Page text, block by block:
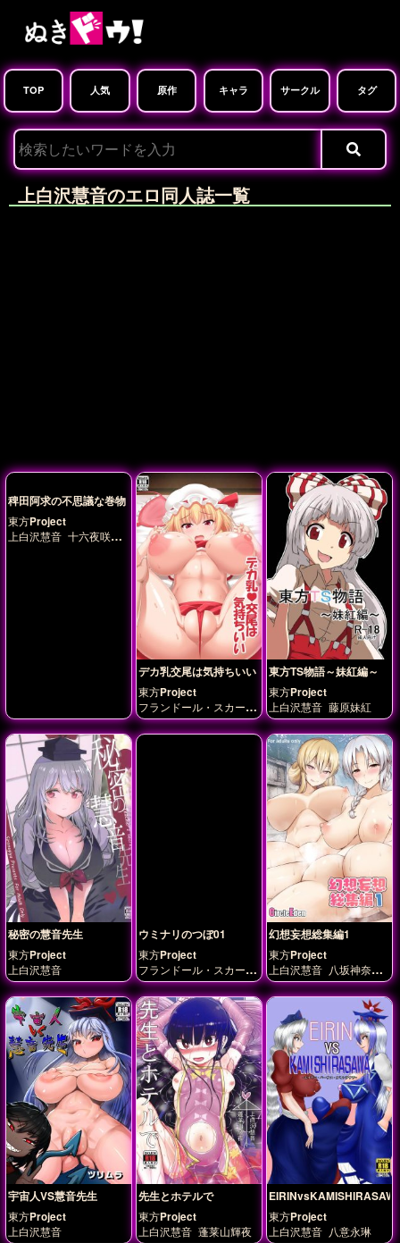
TOP 人気 原作 キャラ サークル タグ
上白沢慧音のエロ同人誌一覧
稗田阿求の不思議な巻物
東方Project
上白沢慧音 十六夜咲夜
デカ乳交尾は気持ちいい
東方Project
フランドール・スカーレ
ット ルナチャイルド レ
ミリア・スカーレット
東方TS物語～妹紅編～
東方Project
上白沢慧音 藤原妹紅
秘密の慧音先生
東方Project
上白沢慧音
ウミナリのつぼ01
東方Project
フランドール・スカーレ
ット 上白沢慧音 十六夜
咲夜 紅美鈴
幻想妄想総集編1
東方Project
上白沢慧音 八坂神奈子
八意永琳 八雲紫 聖白
蓮 西行寺幽々子
宇宙人VS慧音先生
東方Project
上白沢慧音
先生とホテルで
東方Project
上白沢慧音 蓬莱山輝夜
東方Project
上白沢慧音 八意永琳